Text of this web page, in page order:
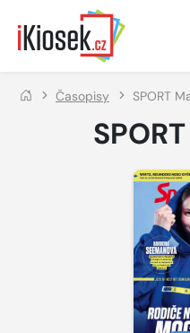
Přejít na hlavní obsah
Časopisy SPORT